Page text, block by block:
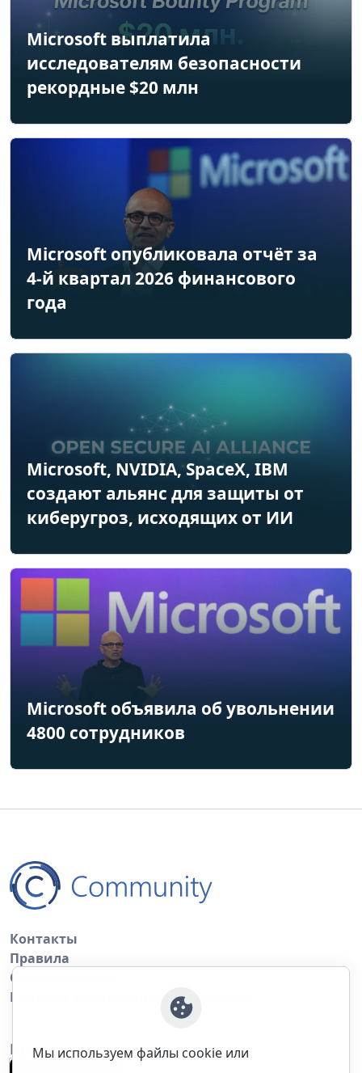
Microsoft выплатила
исследователям безопасности
рекордные $20 млн
Microsoft опубликовала отчёт за
4-й квартал 2026 финансового
года
Microsoft, NVIDIA, SpaceX, IBM
создают альянс для защиты от
киберугроз, исходящих от ИИ
Microsoft объявила об увольнении
4800 сотрудников
Контакты
Правила
Обратная связь
Правила копирования материалов
Приложение
Мы используем файлы cookie или